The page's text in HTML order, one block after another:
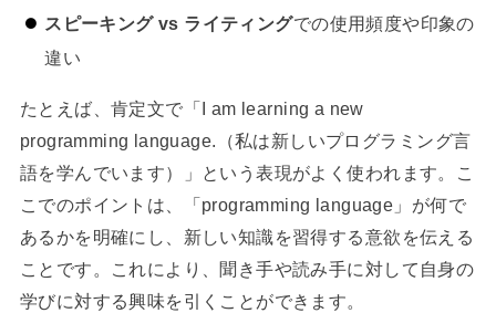
スピーキング vs ライティングでの使用頻度や印象の
違い
たとえば、肯定文で「I am learning a new
programming language.（私は新しいプログラミング言
語を学んでいます）」という表現がよく使われます。こ
こでのポイントは、「programming language」が何で
あるかを明確にし、新しい知識を習得する意欲を伝える
ことです。これにより、聞き手や読み手に対して自身の
学びに対する興味を引くことができます。